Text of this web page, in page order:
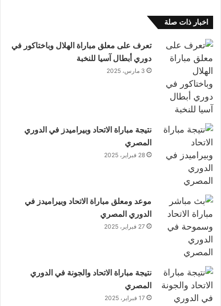
اخبار ذات صلة
تعرف على معلق مباراة الهلال وباختاكور في
دوري أبطال آسيا للنخبة
3 مارس، 2025
نتيجة مباراة الاتحاد وبيراميدز في الدوري
المصري
28 فبراير، 2025
موعد ومعلق مباراة الاتحاد وبيراميدز في
الدوري المصري
27 فبراير، 2025
نتيجة مباراة الاتحاد والجونة في الدوري
المصري
17 فبراير، 2025